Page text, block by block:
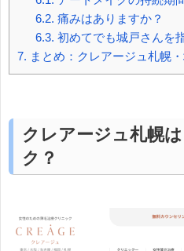
6.2. 痛みはありますか？
6.3. 初めてでも城戸さんを
7. まとめ：クレアージュ札幌
クレアージュ札幌
ク？